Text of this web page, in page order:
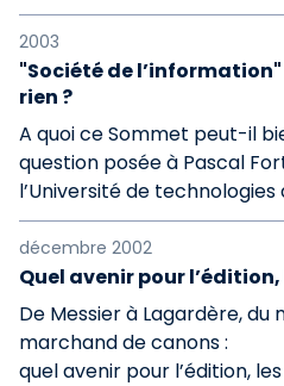
2003
"Société de
rien ?
A quoi ce Sommet peut-il
question posée à Pascal
l’Université de
décembre 2002
Quel avenir pour
De Messier à Lagardère, du
marchand de canons :
quel avenir pour l’édition,